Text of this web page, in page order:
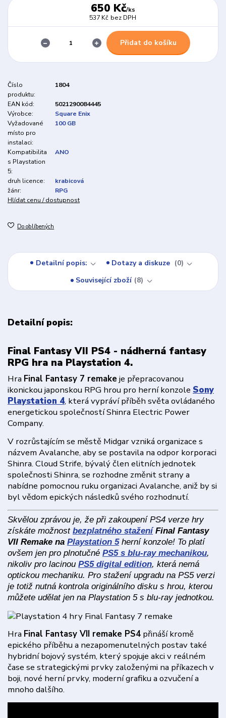
650 Kč/ks
537 Kč bez DPH
Přidat do košíku
Číslo
produktu:
1804
EAN kód:
5021290084445
Výrobce:
Square Enix
Vyžadované
místo pro
instalaci:
100 GB
Kompatibilita
s Playstation
5:
ANO
druh licence:
krabicová
žánr:
RPG
Hlídat cenu / dostupnost
Do oblíbených
Detailní popis: Dotazy a diskuze
0
Související zboží 8
Detailní popis:
Final Fantasy VII PS4 - nádherná fantasy
RPG hra na Playstation 4.
Hra Final Fantasy 7 remakeje přepracovanou
ikonickou japonskou RPG hrou pro herní konzole Sony
Playstation 4, která vypráví příběh světa ovládaného
energetickou společností Shinra Electric Power
Company.
V rozrůstajícím se městě Midgar vzniká organizace s
názvem Avalanche, aby se postavila na odpor korporaci
Shinra. Cloud Strife, bývalý člen elitních jednotek
společnosti Shinra, se rozhodne změnit strany a
nabídne pomocnou ruku organizaci Avalanche, aniž by si
byl vědom epických následků svého rozhodnutí.
Skvělou zprávou je, že při zakoupení PS4 verze hry
získáte možnost bezplatného staženíFinal Fantasy
VII Remake na Playstation 5herní konzole! To platí
ovšem jen pro plnotučné PS5 s blu-ray mechanikou,
nikoliv pro lacinou PS5 digital edition, která nemá
optickou mechaniku. Pro stažení upgradu na PS5 verzi
je totiž nutná kontrola originálního disku s hrou, kterou
můžete udělat jen na Playstation 5 s blu-ray jednotkou.
Hra Final Fantasy VII remake PS4 přináší kromě
epického příběhu a nezapomenutelných postav také
hybridní bojový systém, který spojuje akci v reálném
čase se strategickými prvky založenými na příkazech v
boji, nové herní prvky, moderní grafiku a ozvučení a
mnoho dalšího.